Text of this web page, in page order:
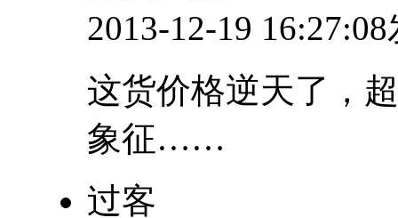
2013-12-19
这货价格逆天了，
象征……
过客